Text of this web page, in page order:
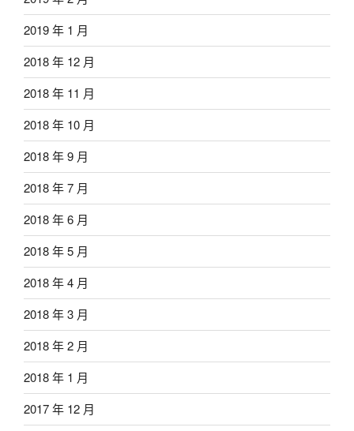
2019 年 1 月
2018 年 12 月
2018 年 11 月
2018 年 10 月
2018 年 9 月
2018 年 7 月
2018 年 6 月
2018 年 5 月
2018 年 4 月
2018 年 3 月
2018 年 2 月
2018 年 1 月
2017 年 12 月